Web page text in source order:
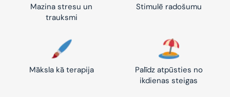
Mazina stresu un
trauksmi
Stimulē radošumu
Māksla kā terapija
Palīdz atpūsties no
ikdienas steigas